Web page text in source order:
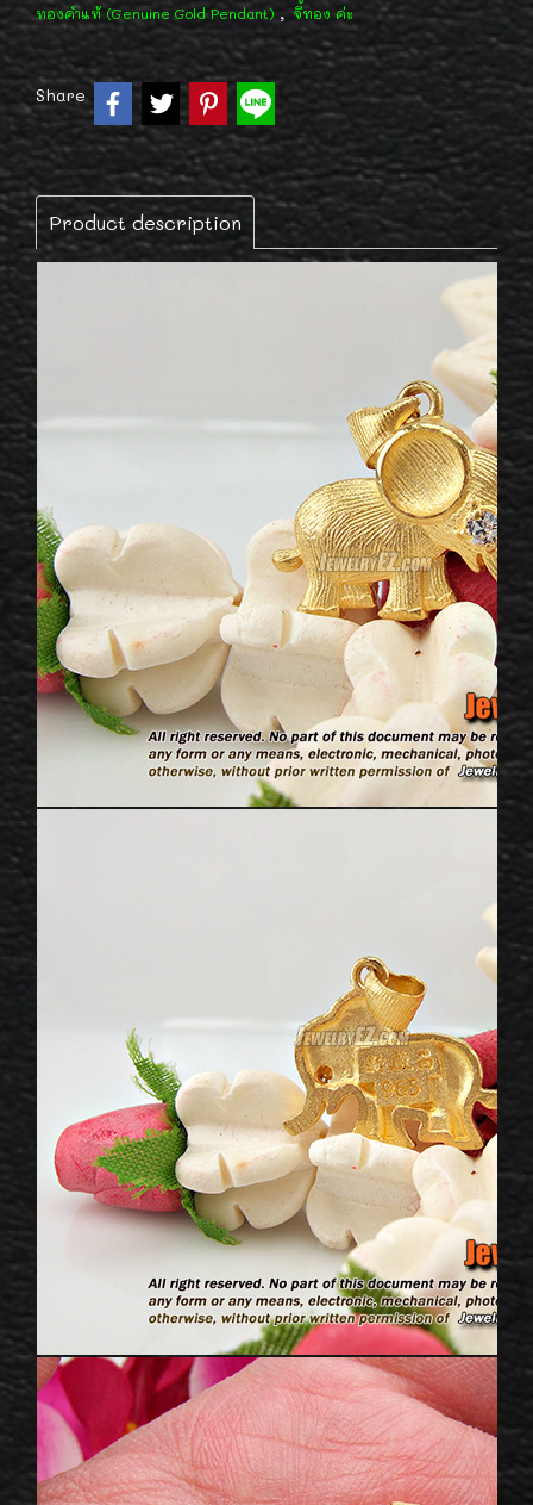
ทองคำแท้ (Genuine Gold Pendant) , จี้ทอง ค่ะ
Share
Product description